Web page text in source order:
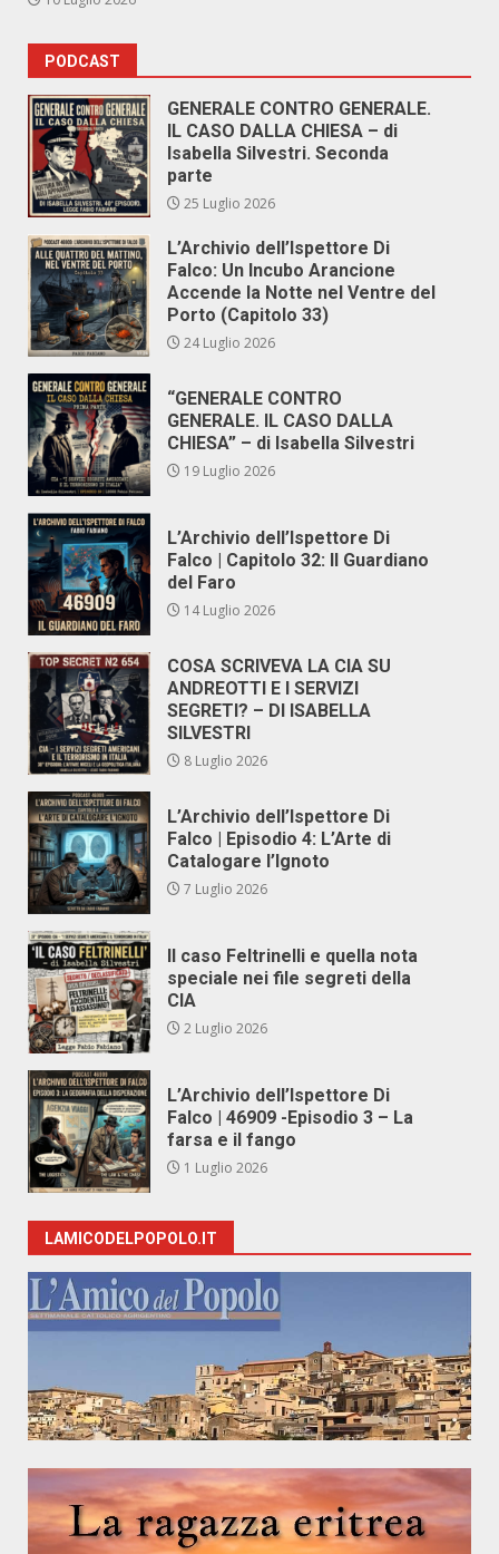
PODCAST
GENERALE CONTRO GENERALE.
IL CASO DALLA CHIESA – di
Isabella Silvestri. Seconda
parte
25 Luglio 2026
L’Archivio dell’Ispettore Di
Falco: Un Incubo Arancione
Accende la Notte nel Ventre del
Porto (Capitolo 33)
24 Luglio 2026
“GENERALE CONTRO
GENERALE. IL CASO DALLA
CHIESA” – di Isabella Silvestri
19 Luglio 2026
L’Archivio dell’Ispettore Di
Falco | Capitolo 32: Il Guardiano
del Faro
14 Luglio 2026
COSA SCRIVEVA LA CIA SU
ANDREOTTI E I SERVIZI
SEGRETI? – DI ISABELLA
SILVESTRI
8 Luglio 2026
L’Archivio dell’Ispettore Di
Falco | Episodio 4: L’Arte di
Catalogare l’Ignoto
7 Luglio 2026
Il caso Feltrinelli e quella nota
speciale nei file segreti della
CIA
2 Luglio 2026
L’Archivio dell’Ispettore Di
Falco | 46909 -Episodio 3 – La
farsa e il fango
1 Luglio 2026
LAMICODELPOPOLO.IT